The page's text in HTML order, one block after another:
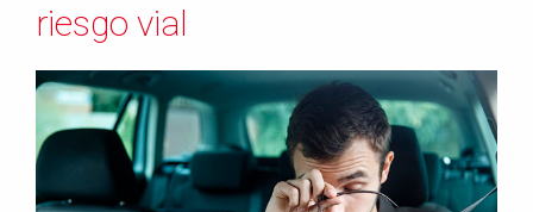
riesgo vial